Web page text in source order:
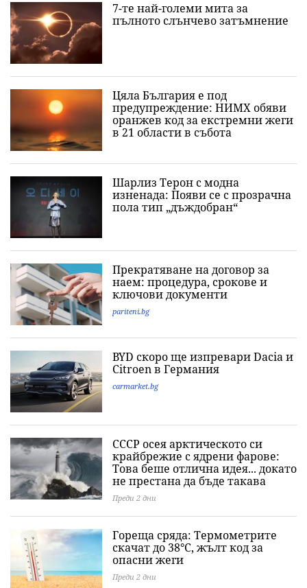
7-те най-големи мита за
пълното слънчево затъмнение
Цяла България е под
предупреждение: НИМХ обяви
оранжев код за екстремни жеги
в 21 области в събота
Шарлиз Терон с модна
изненада: Появи се с прозрачна
пола тип „дъждобран“
Прекратяване на договор за
наем: процедура, срокове и
ключови документи
pariteni.bg
BYD скоро ще изпревари Dacia и
Citroеn в Германия
carmarket.bg
СССР осея арктическото си
крайбрежие с ядрени фарове:
Това беше отлична идея... докато
не престана да бъде такава
Преди 2 дни
Гореща сряда: Термометрите
скачат до 38°C, жълт код за
опасни жеги
Преди 2 дни